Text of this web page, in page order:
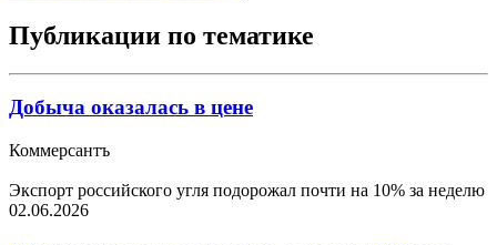
Публикации по тематике
Добыча оказалась в цене
Коммерсантъ
Экспорт российского угля подорожал почти на 10% за неделю
02.06.2026